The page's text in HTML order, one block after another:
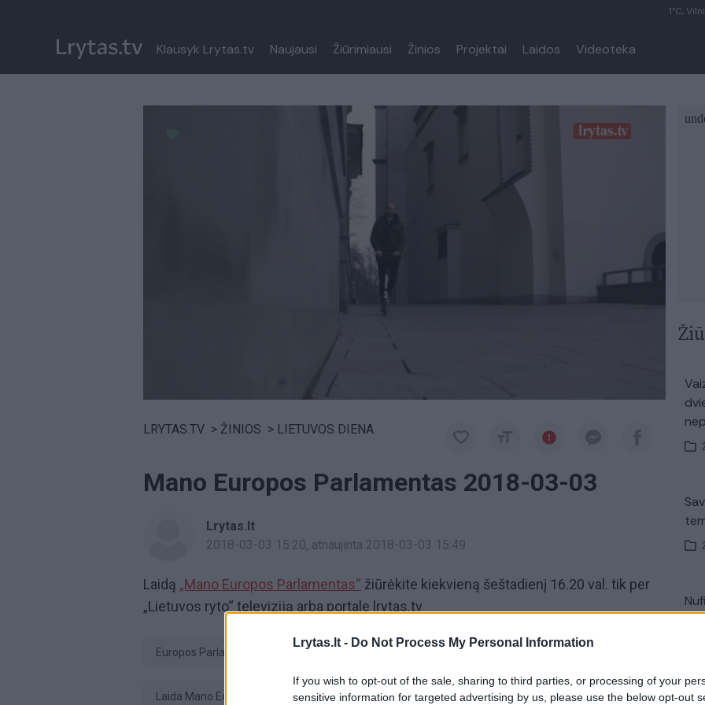
Lrytas.lt - Do Not Process My Personal Information
If you wish to opt-out of the sale, sharing to third parties, or processing of your
sensitive information for targeted advertising by us, please use the below opt-out
1°C,
Klausyk Lrytas.tv Naujausi Žiūrimiausi Žinios Projektai Laidos Videoteka
LRYTAS.TV > ŽINIOS > LIETUVOS DIENA
Mano Europos Parlamentas 2018-03-03
Lrytas.lt
2018-03-03 15:20, atnaujinta 2018-03-03 15:49
Laidą „Mano Europos Parlamentas“ žiūrėkite kiekvieną šeštadienį 16.20 val. tik per
„Lietuvos ryto“ televiziją arba portale lrytas.tv
Europos Parlamentas (EP)
Laida Mano Europos Parlamentas Mano Europos Parlamentas